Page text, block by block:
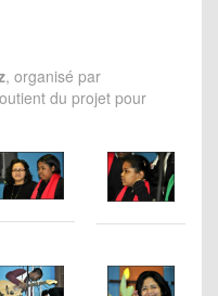
, organisé par
du projet pour